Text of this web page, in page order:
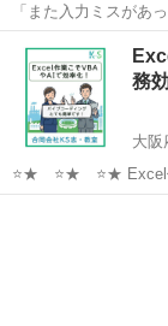
「また入力ミスがあ
しまった」 人の注意力に頼る確認作業には限界があります。 現役SE
歴16年のプロが御社
体制に変えま...
岐阜 岐阜市
務
大阪
⭐★ ⭐★ ⭐★ Excel
化すべきです。 【理由】 人的ミスが減り時間短縮が可能。 残業を減